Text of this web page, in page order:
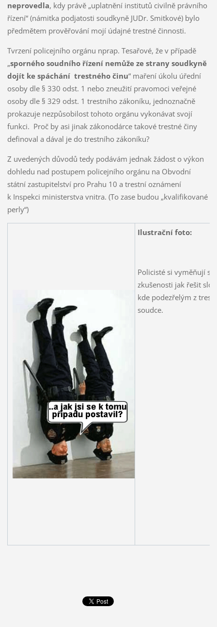
neprovedla, kdy právě „uplatnění institutů civilně právního
řízení“ (námitka podjatosti soudkyně JUDr. Smitkové) bylo
předmětem prověřování mojí údajné trestné činnosti.
Tvrzení policejního orgánu nprap. Tesařové, že v případě
„sporného soudního řízení nemůže ze strany soudkyně
dojít ke spáchání trestného činu“ maření úkolu úřední
osoby dle § 330 odst. 1 nebo zneužití pravomoci veřejné
osoby dle § 329 odst. 1 trestního zákoníku, jednoznačně
prokazuje nezpůsobilost tohoto orgánu vykonávat svojí
funkci. Proč by asi jinak zákonodárce takové trestné činy
definoval a dával je do trestního zákoníku?
Z uvedených důvodů tedy podávám jednak žádost o výkon
dohledu nad postupem policejního orgánu na Obvodní
státní zastupitelství pro Prahu 10 a trestní oznámení
k Inspekci ministerstva vnitra. (To zase budou „kvalifikované
perly“)
Ilustrační foto:
Policisté si vyměňují
zkušenosti jak řešit
kde podezřelým z
soudce.